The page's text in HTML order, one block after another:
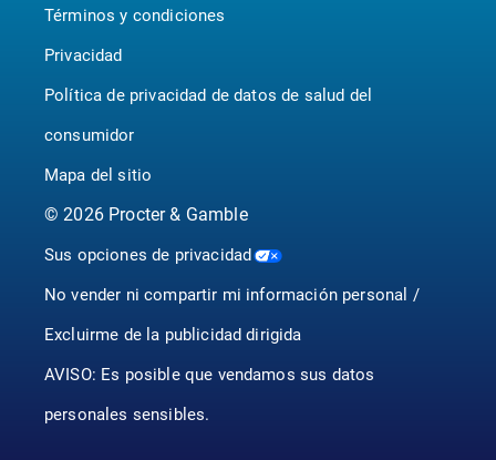
Pampers
Términos y condiciones
Privacidad
Política de privacidad de datos de salud del
consumidor
Mapa del sitio
©2026Procter & Gamble
Sus opciones de privacidad
No vender ni compartir mi información personal /
Excluirme de la publicidad dirigida
AVISO: Es posible que vendamos sus datos
personales sensibles.